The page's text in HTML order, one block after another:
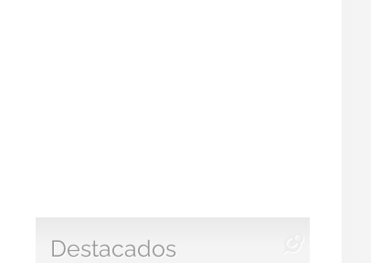
Destacados